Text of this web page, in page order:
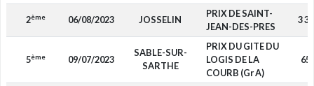
2ème 06/08/2023 JOSSELIN
PRIX DE SAINT-
JEAN-DES-PRES
3
5ème 09/07/2023
SABLE-SUR-
SARTHE
PRIX DU GITE DU
LOGIS DE LA
COURB (Gr A)